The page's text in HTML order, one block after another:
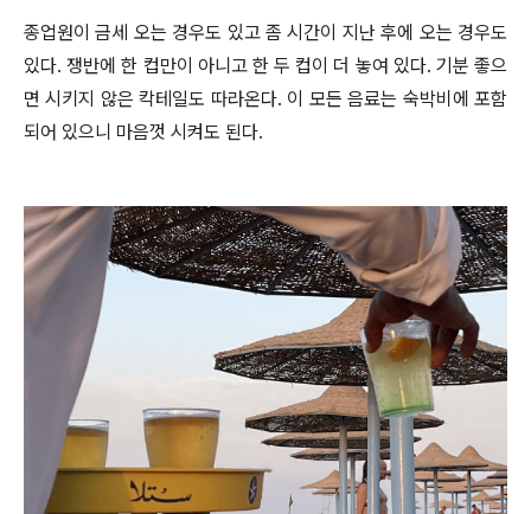
종업원이 금세 오는 경우도 있고 좀 시간이 지난 후에 오는 경우도
있다. 쟁반에 한 컵만이 아니고 한 두 컵이 더 놓여 있다. 기분 좋으
면 시키지 않은 칵테일도 따라온다. 이 모든 음료는 숙박비에 포함
되어 있으니 마음껏 시켜도 된다.